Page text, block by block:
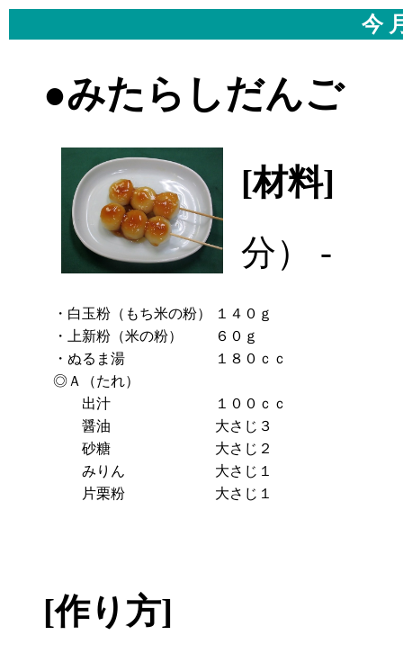
今
●みたらしだんご
[材料]
分） -
・白玉粉（もち米の粉）
１４０ｇ
・上新粉（米の粉）
６０ｇ
・ぬるま湯
１８０ｃｃ
◎Ａ（たれ）
出汁
１００ｃｃ
醤油
大さじ３
砂糖
大さじ２
みりん
大さじ１
片栗粉
大さじ１
[作り方]